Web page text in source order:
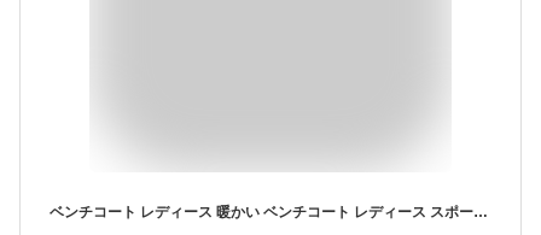
ベンチコート レディース 暖かい ベンチコート レディース スポーツ おしゃれ ジュニア 中綿コート レディース きれいめ 中綿コート サッカー スポーツ観戦 ベンチコート 大きいサイズ あったか 防寒 動きやすい 冬 フード 中綿 カジュアル 最大85kgまで